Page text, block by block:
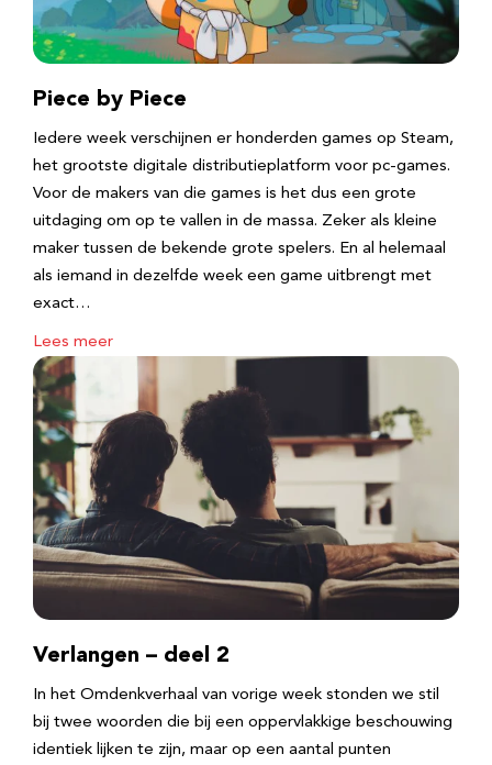
Piece by Piece
Iedere week verschijnen er honderden games op Steam,
het grootste digitale distributieplatform voor pc-games.
Voor de makers van die games is het dus een grote
uitdaging om op te vallen in de massa. Zeker als kleine
maker tussen de bekende grote spelers. En al helemaal
als iemand in dezelfde week een game uitbrengt met
exact…
Lees meer
Verlangen – deel 2
In het Omdenkverhaal van vorige week stonden we stil
bij twee woorden die bij een oppervlakkige beschouwing
identiek lijken te zijn, maar op een aantal punten